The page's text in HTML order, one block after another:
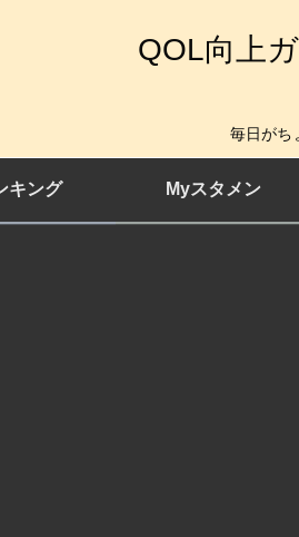
QOL向上
毎日がち
キング Myスタメン